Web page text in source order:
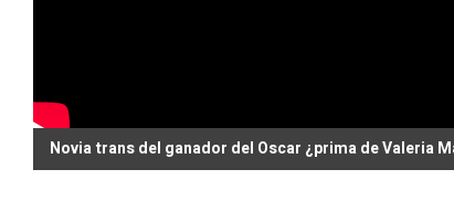
Novia trans del ganador del Oscar ¿prima de Valeria